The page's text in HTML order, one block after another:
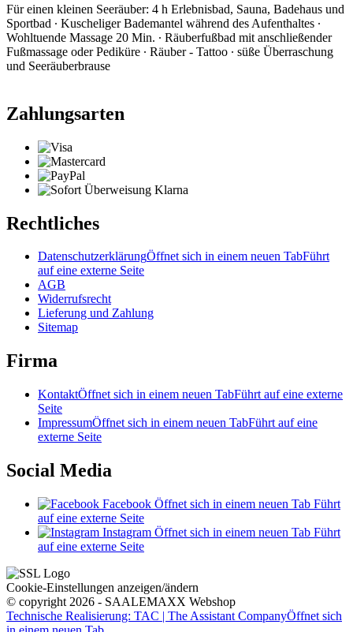
Für einen kleinen Seeräuber: 4 h Erlebnisbad, Sauna, Badehaus und
Sportbad ∙ Kuscheliger Bademantel während des Aufenthaltes ∙
Wohltuende Massage 20 Min. ∙ Räuberfußbad mit anschließender
Fußmassage oder Pediküre ∙ Räuber - Tattoo ∙ süße Überraschung
und Seeräuberbrause
Zahlungsarten
Rechtliches
DatenschutzerklärungÖffnet sich in einem neuen TabFührt
auf eine externe Seite
AGB
Widerrufsrecht
Lieferung und Zahlung
Sitemap
Firma
KontaktÖffnet sich in einem neuen TabFührt auf eine externe
Seite
ImpressumÖffnet sich in einem neuen TabFührt auf eine
externe Seite
Social Media
Facebook Öffnet sich in einem neuen Tab Führt
auf eine externe Seite
Instagram Öffnet sich in einem neuen Tab Führt
auf eine externe Seite
Cookie-Einstellungen anzeigen/ändern
© copyright 2026 - SAALEMAXX Webshop
Technische Realisierung: TAC | The Assistant CompanyÖffnet sich